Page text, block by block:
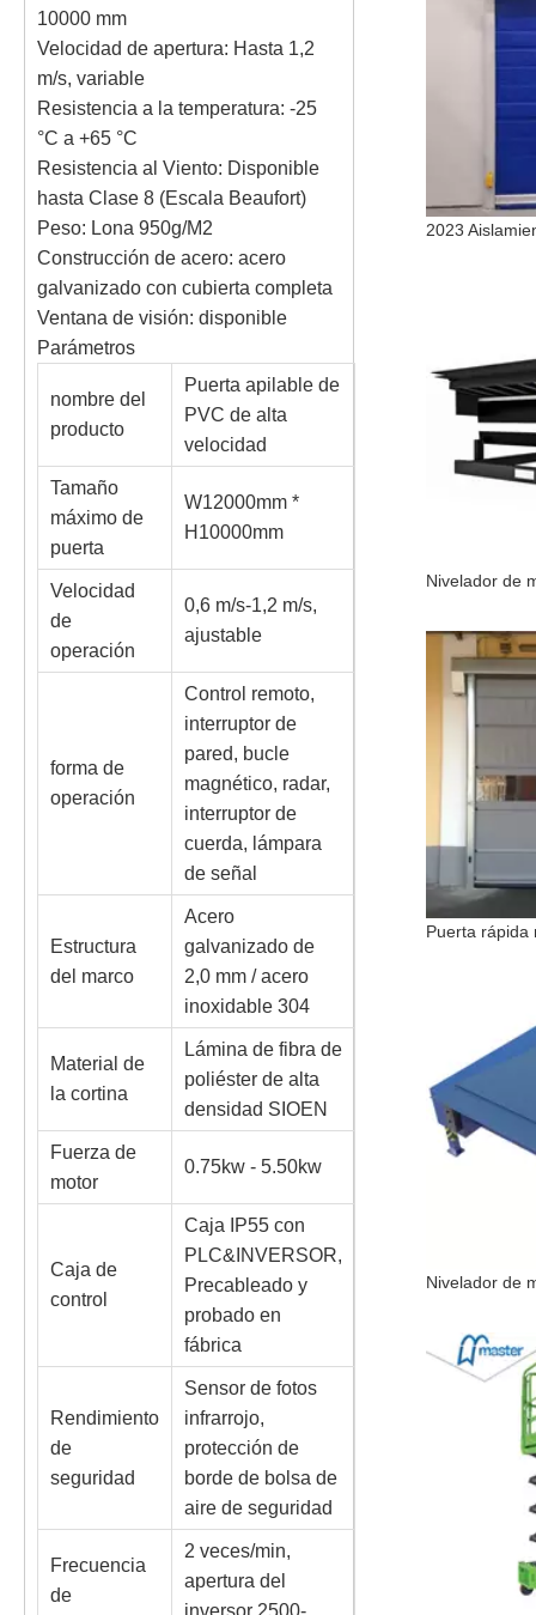
10000 mm
Velocidad de apertura: Hasta 1,2
m/s, variable
Resistencia a la temperatura: -25
°C a +65 °C
Resistencia al Viento: Disponible
hasta Clase 8 (Escala Beaufort)
Peso: Lona 950g/M2
Construcción de acero: acero
galvanizado con cubierta completa
Ventana de visión: disponible
Parámetros
nombre del
producto
Puerta apilable de
PVC de alta
velocidad
Tamaño
máximo de
puerta
W12000mm *
H10000mm
Velocidad
de
operación
0,6 m/s-1,2 m/s,
ajustable
forma de
operación
Control remoto,
interruptor de
pared, bucle
magnético, radar,
interruptor de
cuerda, lámpara
de señal
Estructura
del marco
Acero
galvanizado de
2,0 mm / acero
inoxidable 304
Material de
la cortina
Lámina de fibra de
poliéster de alta
densidad SIOEN
Fuerza de
motor
0.75kw - 5.50kw
Caja de
control
Caja IP55 con
PLC&INVERSOR,
Precableado y
probado en
fábrica
Rendimiento
de
seguridad
Sensor de fotos
infrarrojo,
protección de
borde de bolsa de
aire de seguridad
Frecuencia
de
2 veces/min,
apertura del
inversor 2500-